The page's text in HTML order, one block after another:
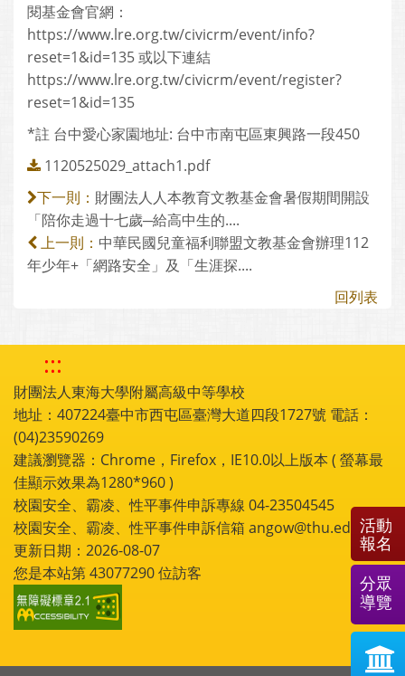
閱基金會官網：
https://www.lre.org.tw/civicrm/event/info?
reset=1&id=135 或以下連結
https://www.lre.org.tw/civicrm/event/register?
reset=1&id=135
*註 台中愛心家園地址: 台中市南屯區東興路一段450
1120525029_attach1.pdf
下一則： 財團法人人本教育文教基金會暑假期間開設
「陪你走過十七歲─給高中生的....
上一則： 中華民國兒童福利聯盟文教基金會辦理112
年少年+「網路安全」及「生涯探....
回列表
:::
財團法人東海大學附屬高級中等學校
地址：407224臺中市西屯區臺灣大道四段1727號 電話：
(04)23590269
建議瀏覽器：Chrome，Firefox，IE10.0以上版本 ( 螢幕最
佳顯示效果為1280*960 )
校園安全、霸凌、性平事件申訴專線 04-23504545
校園安全、霸凌、性平事件申訴信箱 angow@thu.edu.tw
更新日期：2026-08-07
您是本站第43077290位訪客
活動
報名
分眾
導覽